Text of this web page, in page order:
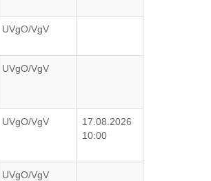
UVgO/VgV
UVgO/VgV
UVgO/VgV
17.08.2026
10:00
UVgO/VgV